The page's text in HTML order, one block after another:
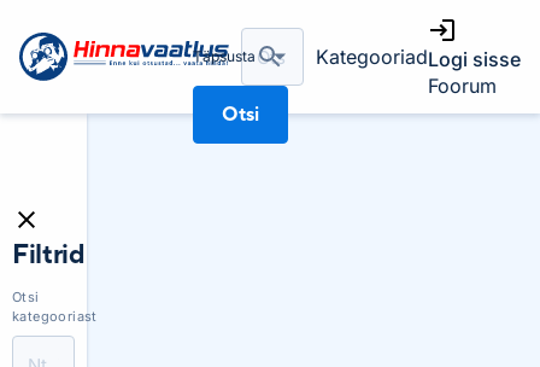
Täpsusta
Otsi
KategooriadLogi sisse
Foorum
Filtrid
Otsi
kategooriast